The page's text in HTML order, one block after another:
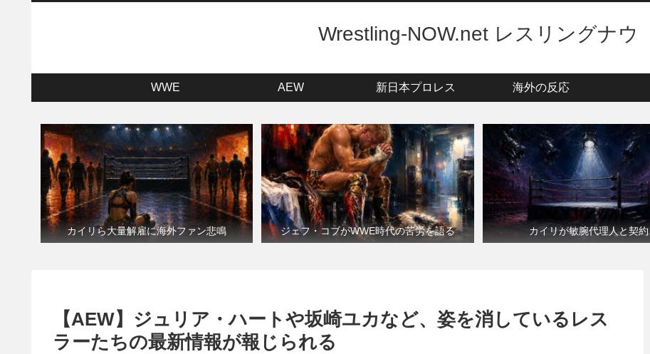
Wrestling-NOW.net レスリングナウ
WWE AEW 新日本プロレス 海外の反応
カイリら大量解雇に海外ファン悲鳴 ジェフ・コブがWWE時代の苦労を語る カイリが敏腕代理人と契約
【AEW】ジュリア・ハートや坂崎ユカなど、姿を消しているレス
ラーたちの最新情報が報じられる